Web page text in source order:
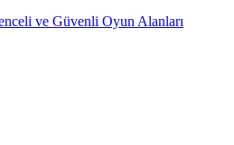
ve Güvenli Oyun Alanları